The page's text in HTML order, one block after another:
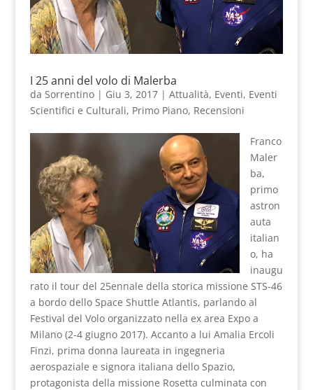
I 25 anni del volo di Malerba
da Sorrentino| Giu 3, 2017| Attualità, Eventi, Eventi
Scientifici e Culturali, Primo Piano, Recensioni
Franco
Maler
ba,
primo
astron
auta
italian
o, ha
inaugu
rato il tour del 25ennale della storica missione STS-46
a bordo dello Space Shuttle Atlantis, parlando al
Festival del Volo organizzato nella ex area Expo a
Milano (2-4 giugno 2017). Accanto a lui Amalia Ercoli
Finzi, prima donna laureata in ingegneria
aerospaziale e signora italiana dello Spazio,
protagonista della missione Rosetta culminata con